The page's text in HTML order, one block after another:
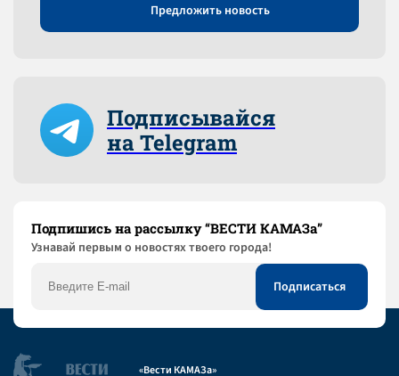
Предложить новость
Подписывайся
на Telegram
Подпишись на рассылку “ВЕСТИ КАМАЗа”
Узнaвай первым о новостях твоего города!
«Вести КАМАЗа»